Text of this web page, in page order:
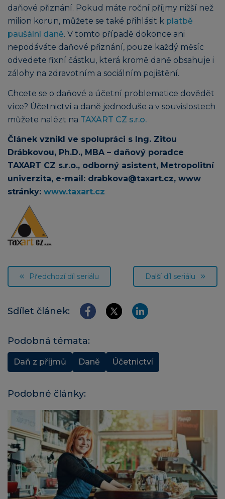
daňové přiznání. Pokud máte roční příjmy nižší než
milion korun, můžete se také přihlásit k platbě
paušální daně. V tomto případě dokonce ani
nepodáváte daňové přiznání, pouze každý měsíc
odvedete fixní částku, která kromě daně obsahuje i
zálohy na zdravotním a sociálním pojištění.
Chcete se o daňové a účetní problematice dovědět
více? Účetnictví a daně jednoduše a v souvislostech
můžete nalézt na TAXART CZ s.r.o.
Článek vznikl ve spolupráci s Ing. Zitou
Drábkovou, Ph.D., MBA – daňový poradce
TAXART CZ s.r.o., odborný asistent, Metropolitní
univerzita, e-mail: drabkova@taxart.cz, www
stránky: www.taxart.cz
Předchozí díl seriálu Další díl seriálu
Sdílet článek:
Podobná témata:
Daň z příjmů Daně Účetnictví
Podobné články: